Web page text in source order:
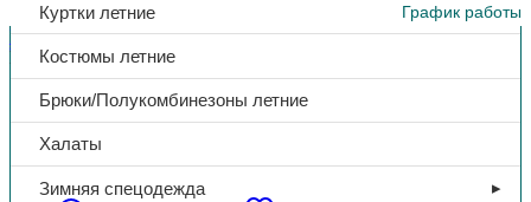
График работы
0
Куртки летние
Костюмы летние
Брюки/Полукомбинезоны летние
Халаты
Зимняя спецодежда
Главная страница»Спецодежда»Трикотажные изделия»
Нательное/Термобелье
Нательное/Термобелье